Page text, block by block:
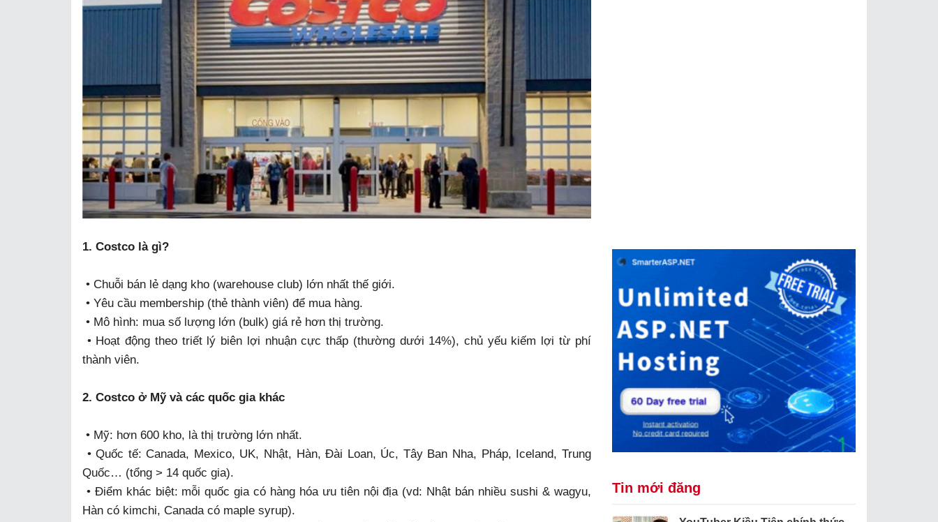
1. Costco là gì?
• Chuỗi bán lẻ dạng kho (warehouse club) lớn nhất thế giới.
• Yêu cầu membership (thẻ thành viên) để mua hàng.
• Mô hình: mua số lượng lớn (bulk) giá rẻ hơn thị trường.
• Hoạt động theo triết lý biên lợi nhuận cực thấp (thường dưới 14%), chủ yếu kiếm lợi từ phí
thành viên.
2. Costco ở Mỹ và các quốc gia khác
• Mỹ: hơn 600 kho, là thị trường lớn nhất.
• Quốc tế: Canada, Mexico, UK, Nhật, Hàn, Đài Loan, Úc, Tây Ban Nha, Pháp, Iceland, Trung
Quốc… (tổng > 14 quốc gia).
• Điểm khác biệt: mỗi quốc gia có hàng hóa ưu tiên nội địa (vd: Nhật bán nhiều sushi & wagyu,
Hàn có kimchi, Canada có maple syrup).
Tin mới đăng